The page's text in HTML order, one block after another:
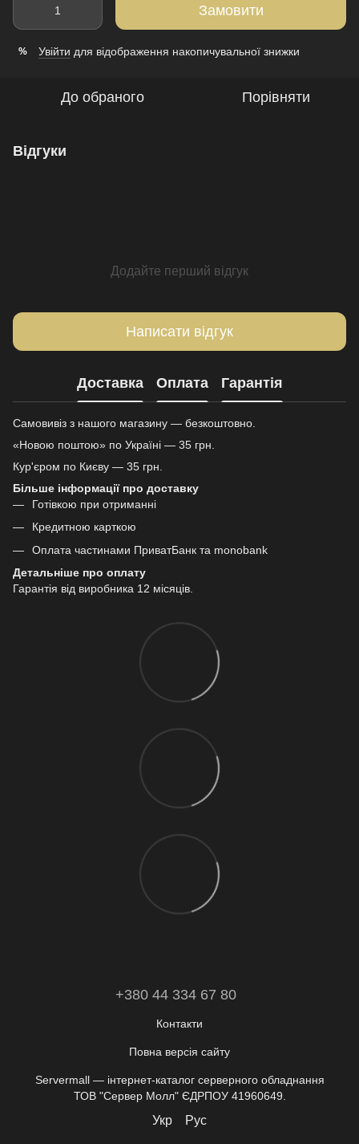
Замовити
% Увійти для відображення накопичувальної знижки
До обраного Порівняти
Відгуки
Додайте перший відгук
Написати відгук
Доставка Оплата Гарантія
Самовивіз з нашого магазину — безкоштовно.
«Новою поштою» по Україні — 35 грн.
Кур'єром по Києву — 35 грн.
Більше інформації про доставку
Готівкою при отриманні
Кредитною карткою
Оплата частинами ПриватБанк та monobank
Детальніше про оплату
Гарантія від виробника 12 місяців.
+380 44 334 67 80
Контакти
Повна версія сайту
Servermall — інтернет-каталог серверного обладнання
ТОВ "Сервер Молл" ЄДРПОУ 41960649.
Укр Рус